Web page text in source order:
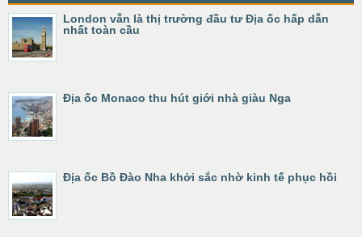
London vẫn là thị trường đầu tư Địa ốc hấp dẫn
nhất toàn cầu
Địa ốc Monaco thu hút giới nhà giàu Nga
Địa ốc Bồ Đào Nha khởi sắc nhờ kinh tế phục hồi